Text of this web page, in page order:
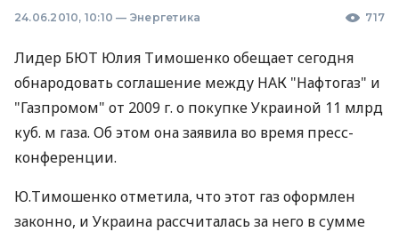
24.06.2010, 10:10 — Энергетика 717
Лидер БЮТ Юлия Тимошенко обещает сегодня
обнародовать соглашение между НАК "Нафтогаз" и
"Газпромом" от 2009 г. о покупке Украиной 11 млрд
куб. м газа. Об этом она заявила во время пресс-
конференции.
Ю.Тимошенко отметила, что этот газ оформлен
законно, и Украина рассчиталась за него в сумме